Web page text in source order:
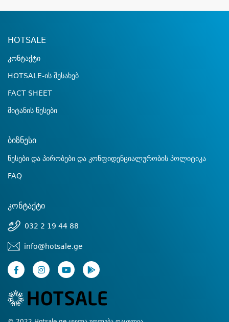
HOTSALE
კონტაქტი
HOTSALE-ის შესახებ
FACT SHEET
მიტანის წესები
ბიზნესი
წესები და პირობები და კონფიდენციალურობის პოლიტიკა
FAQ
კონტაქტი
032 2 19 44 88
info@hotsale.ge